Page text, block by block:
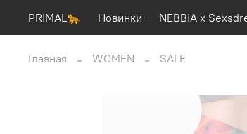
PRIMAL🐆 Новинки NEBBIA x
Главная WOMEN SALE